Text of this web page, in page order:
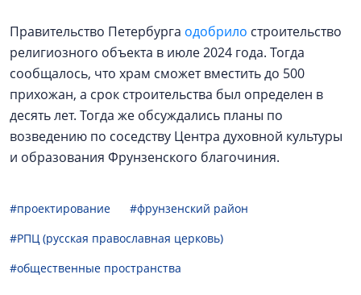
Правительство Петербурга одобрило строительство
религиозного объекта в июле 2024 года. Тогда
сообщалось, что храм сможет вместить до 500
прихожан, а срок строительства был определен в
десять лет. Тогда же обсуждались планы по
возведению по соседству Центра духовной культуры
и образования Фрунзенского благочиния.
#проектирование
#фрунзенский район
#РПЦ (русская православная церковь)
#общественные пространства